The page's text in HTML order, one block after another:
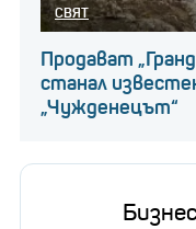
СВЯТ
Продават
станал
„Чужденецът“